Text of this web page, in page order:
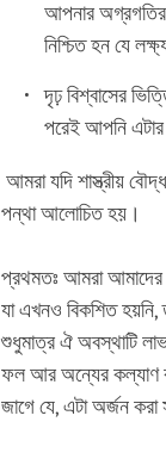
আপনার
নিশ্চিত হন যে
দৃঢ় বিশ্বাসের
পরেই আপনি
আমরা যদি শাস্ত্রীয়
পন্থা আলোচিত হয়।
প্রথমতঃ আমরা আমাদের
যা এখনও বিকশিত
শুধুমাত্র ঐ অবস্থাটি
ফল আর অন্যের কল্যাণ
জাগে যে, এটা অর্জন